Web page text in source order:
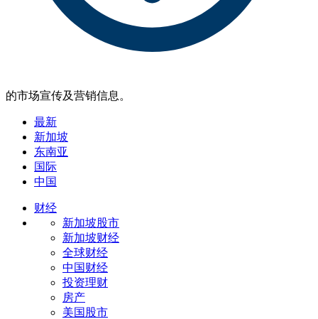
的市场宣传及营销信息。
最新
新加坡
东南亚
国际
中国
财经
新加坡股市
新加坡财经
全球财经
中国财经
投资理财
房产
美国股市